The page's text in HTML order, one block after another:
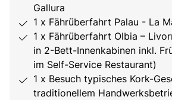
Gallura
1 x Fährüberfahrt Palau - La
1 x Fährüberfahrt Olbia –
in 2-Bett-Innenkabinen inkl.
im Self-Service Restaurant)
1 x Besuch typisches Kork-
traditionellem